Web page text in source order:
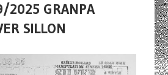
2025 GRANPA
SILLON